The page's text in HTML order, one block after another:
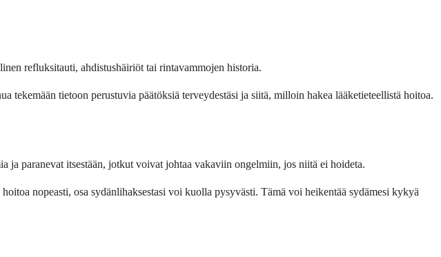
refluksitauti, ahdistus­häiriöt tai rinta­vammojen historia.
tietoon perustuvia päätöksiä terveydestäsi ja siitä, milloin hakea lääketieteellistä hoitoa.
paranevat itsestään, jotkut voivat johtaa vakaviin ongelmiin, jos niitä ei hoideta.
nopeasti, osa sydän­lihaksestasi voi kuolla pysyvästi. Tämä voi heikentää sydämesi kykyä